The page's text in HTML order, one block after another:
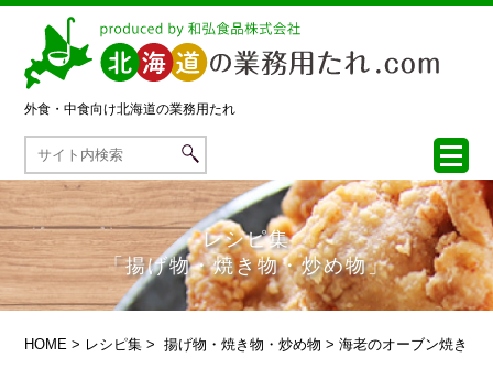
外食・中食向け北海道の業務用たれ
レシピ集
「揚げ物・焼き物・炒め物」
HOME > レシピ集 >揚げ物・焼き物・炒め物 > 海老のオーブン焼き